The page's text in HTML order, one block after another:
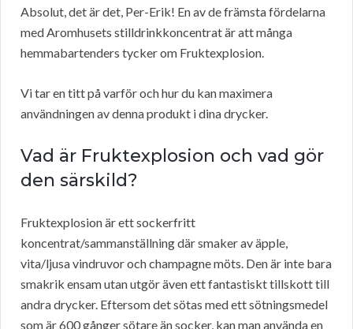
Absolut, det är det, Per-Erik! En av de främsta fördelarna
med Aromhusets stilldrinkkoncentrat är att många
hemmabartenders tycker om Fruktexplosion.
Vi tar en titt på varför och hur du kan maximera
användningen av denna produkt i dina drycker.
Vad är Fruktexplosion och vad gör
den särskild?
Fruktexplosion är ett sockerfritt
koncentrat/sammanställning där smaker av äpple,
vita/ljusa vindruvor och champagne möts. Den är inte bara
smakrik ensam utan utgör även ett fantastiskt tillskott till
andra drycker. Eftersom det sötas med ett sötningsmedel
som är 600 gånger sötare än socker, kan man använda en